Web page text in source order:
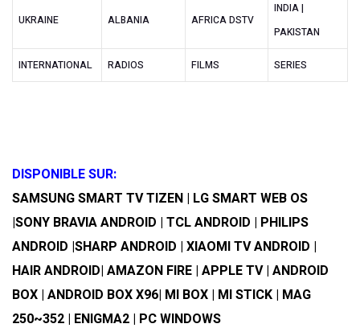
UKRAINE ALBANIA AFRICA DSTV
INDIA |
PAKISTAN
INTERNATIONAL RADIOS FILMS SERIES
DISPONIBLE SUR:
SAMSUNG SMART TV TIZEN | LG SMART WEB OS
|SONY BRAVIA ANDROID | TCL ANDROID | PHILIPS
ANDROID |SHARP ANDROID | XIAOMI TV ANDROID |
HAIR ANDROID| AMAZON FIRE | APPLE TV | ANDROID
BOX | ANDROID BOX X96| MI BOX | MI STICK | MAG
250~352 | ENIGMA2 | PC WINDOWS